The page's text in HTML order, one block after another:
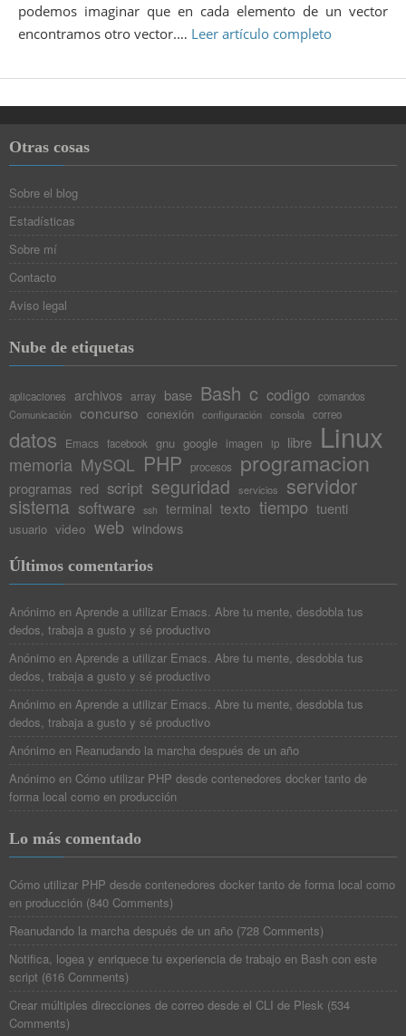
podemos imaginar que en cada elemento de un vector
encontramos otro vector.… Leer artículo completo
Otras cosas
Sobre el blog
Estadísticas
Sobre mí
Contacto
Aviso legal
Nube de etiquetas
aplicaciones archivos array base Bash c codigo
comandos
Comunicación concurso conexión configuración consola correo
datos Emacs facebook gnu google imagen ip libre Linux
memoria MySQL PHP procesos programacion
programas red script seguridad servicios servidor
sistema software ssh terminal texto tiempo tuenti
usuario video web windows
Últimos comentarios
Anónimo en Aprende a utilizar Emacs. Abre tu mente, desdobla tus
dedos, trabaja a gusto y sé productivo
Anónimo en Aprende a utilizar Emacs. Abre tu mente, desdobla tus
dedos, trabaja a gusto y sé productivo
Anónimo en Aprende a utilizar Emacs. Abre tu mente, desdobla tus
dedos, trabaja a gusto y sé productivo
Anónimo en Reanudando la marcha después de un año
Anónimo en Cómo utilizar PHP desde contenedores docker tanto de
forma local como en producción
Lo más comentado
Cómo utilizar PHP desde contenedores docker tanto de forma local como
en producción (840 Comments)
Reanudando la marcha después de un año (728 Comments)
Notifica, logea y enriquece tu experiencia de trabajo en Bash con este
script (616 Comments)
Crear múltiples direcciones de correo desde el CLI de Plesk (534
Comments)